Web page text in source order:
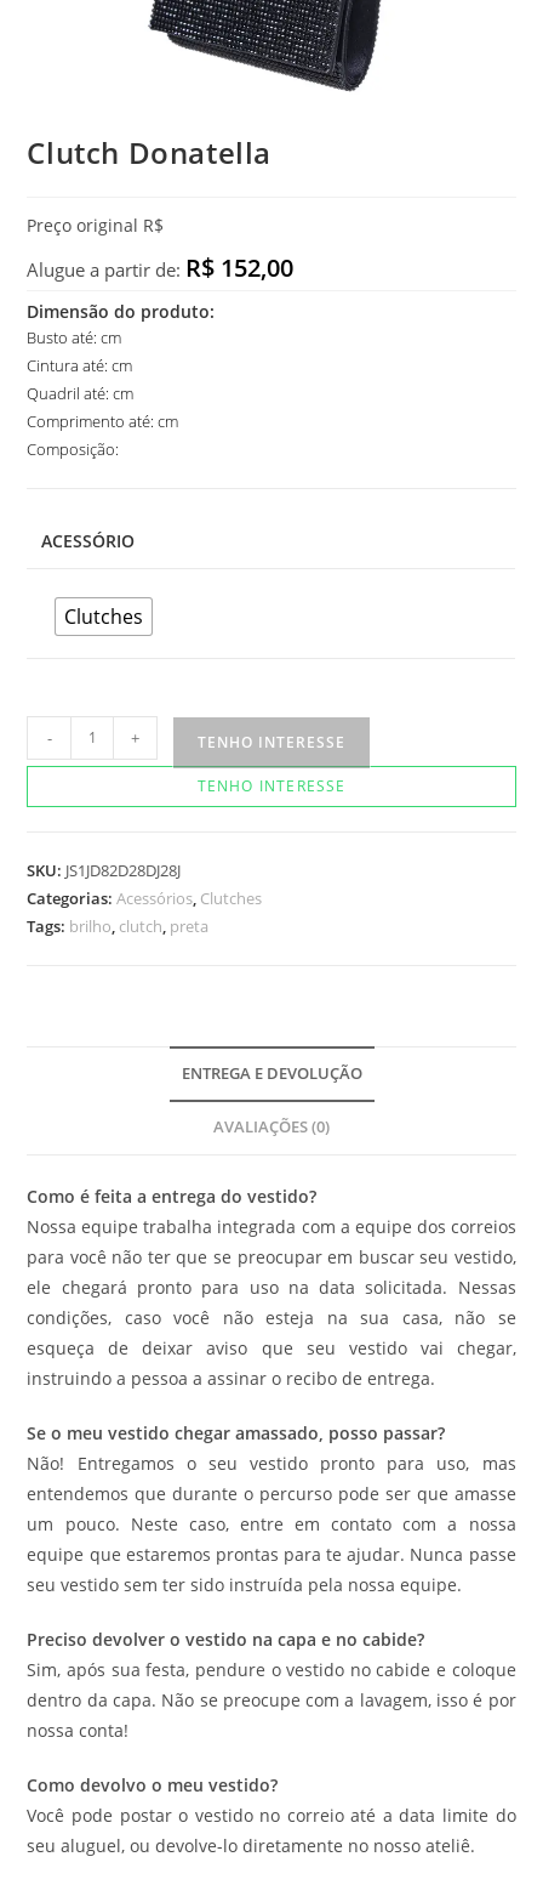
Clutch Donatella
Preço original R$
Alugue a partir de: R$ 152,00
Dimensão do produto:
Busto até: cm
Cintura até: cm
Quadril até: cm
Comprimento até: cm
Composição:
ACESSÓRIO
Clutches
Donatella
- + TENHO INTERESSE
TENHO INTERESSE
SKU: JS1JD82D28DJ28J
Categorias:Acessórios, Clutches
Tags: brilho, clutch, preta
ENTREGA E DEVOLUÇÃO
AVALIAÇÕES (0)
Como é feita a entrega do vestido?
Nossa equipe trabalha integrada com a equipe dos correios
para você não ter que se preocupar em buscar seu vestido,
ele chegará pronto para uso na data solicitada. Nessas
condições, caso você não esteja na sua casa, não se
esqueça de deixar aviso que seu vestido vai chegar,
instruindo a pessoa a assinar o recibo de entrega.
Se o meu vestido chegar amassado, posso passar?
Não! Entregamos o seu vestido pronto para uso, mas
entendemos que durante o percurso pode ser que amasse
um pouco. Neste caso, entre em contato com a nossa
equipe que estaremos prontas para te ajudar. Nunca passe
seu vestido sem ter sido instruída pela nossa equipe.
Preciso devolver o vestido na capa e no cabide?
Sim, após sua festa, pendure o vestido no cabide e coloque
dentro da capa. Não se preocupe com a lavagem, isso é por
nossa conta!
Como devolvo o meu vestido?
Você pode postar o vestido no correio até a data limite do
seu aluguel, ou devolve-lo diretamente no nosso ateliê.